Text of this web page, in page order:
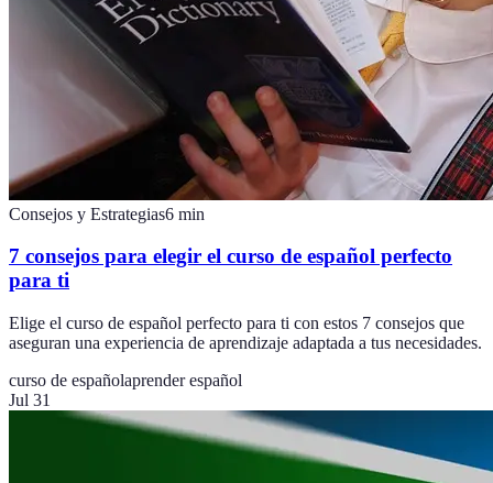
Consejos y Estrategias6 min
7 consejos para elegir el curso de español perfecto
para ti
Elige el curso de español perfecto para ti con estos 7 consejos que
aseguran una experiencia de aprendizaje adaptada a tus necesidades.
curso de españolaprender español
Jul 31